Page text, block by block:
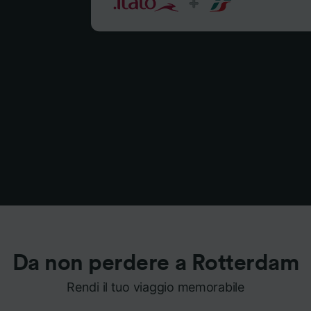
Da non perdere a Rotterdam
Rendi il tuo viaggio memorabile